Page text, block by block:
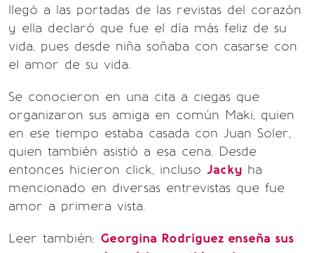
llegó a las portadas de las revistas del corazón
y ella declaró que fue el día más feliz de su
vida, pues desde niña soñaba con casarse con
el amor de su vida.
Se conocieron en una cita a ciegas que
organizaron sus amiga en común Maki, quien
en ese tiempo estaba casada con Juan Soler,
quien también asistió a esa cena. Desde
entonces hicieron click, incluso Jacky ha
mencionado en diversas entrevistas que fue
amor a primera vista.
Leer también: Georgina Rodríguez enseña sus